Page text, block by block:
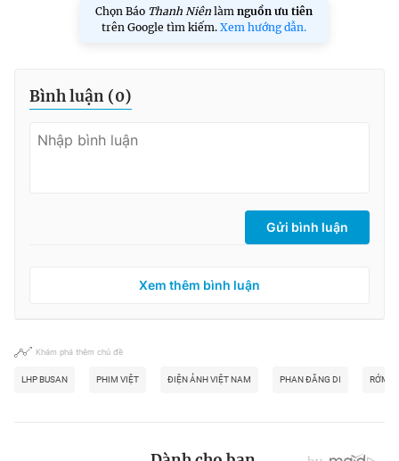
Chọn Báo Thanh Niên làm nguồn ưu tiên
trên Google tìm kiếm. Xem hướng dẫn.
Bình luận (0)
Gửi bình luận
Xem thêm bình luận
Khám phá thêm chủ đề
LHP BUSAN PHIM VIỆT ĐIỆN ẢNH VIỆT NAM PHAN ĐĂNG DI RỚM